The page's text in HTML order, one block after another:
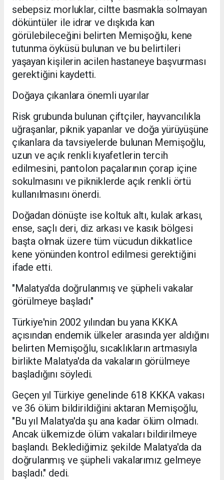
sebepsiz morluklar, ciltte basmakla solmayan
döküntüler ile idrar ve dışkıda kan
görülebileceğini belirten Memişoğlu, kene
tutunma öyküsü bulunan ve bu belirtileri
yaşayan kişilerin acilen hastaneye başvurması
gerektiğini kaydetti.
Doğaya çıkanlara önemli uyarılar
Risk grubunda bulunan çiftçiler, hayvancılıkla
uğraşanlar, piknik yapanlar ve doğa yürüyüşüne
çıkanlara da tavsiyelerde bulunan Memişoğlu,
uzun ve açık renkli kıyafetlerin tercih
edilmesini, pantolon paçalarının çorap içine
sokulmasını ve pikniklerde açık renkli örtü
kullanılmasını önerdi.
Doğadan dönüşte ise koltuk altı, kulak arkası,
ense, saçlı deri, diz arkası ve kasık bölgesi
başta olmak üzere tüm vücudun dikkatlice
kene yönünden kontrol edilmesi gerektiğini
ifade etti.
"Malatya'da doğrulanmış ve şüpheli vakalar
görülmeye başladı"
Türkiye'nin 2002 yılından bu yana KKKA
açısından endemik ülkeler arasında yer aldığını
belirten Memişoğlu, sıcaklıkların artmasıyla
birlikte Malatya'da da vakaların görülmeye
başladığını söyledi.
Geçen yıl Türkiye genelinde 618 KKKA vakası
ve 36 ölüm bildirildiğini aktaran Memişoğlu,
"Bu yıl Malatya'da şu ana kadar ölüm olmadı.
Ancak ülkemizde ölüm vakaları bildirilmeye
başlandı. Beklediğimiz şekilde Malatya'da da
doğrulanmış ve şüpheli vakalarımız gelmeye
başladı." dedi.